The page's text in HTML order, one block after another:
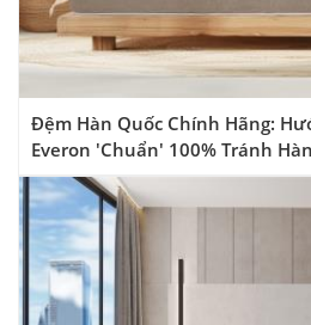
Đệm Hàn Quốc Chính Hãng:
Everon 'Chuẩn' 100% Tránh